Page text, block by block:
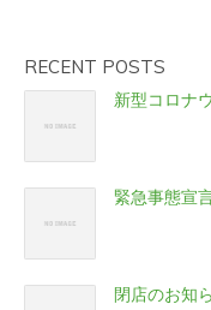
RECENT POSTS
新型コロナ
緊急事態宣
閉店のお知